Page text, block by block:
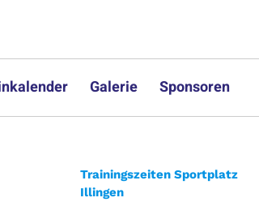
Galerie Sponsoren
Trainingszeiten Sportplatz
Illingen